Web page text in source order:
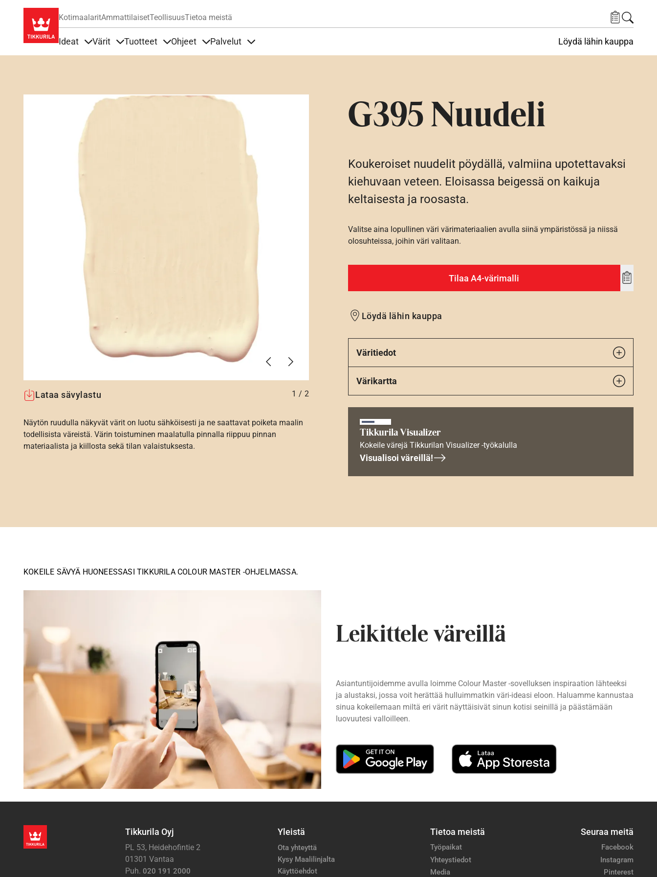
KotimaalaritAmmattilaisetTeollisuusTietoa meistä
Ideat Värit Tuotteet Ohjeet Palvelut Löydä lähin kauppa
G395 Nuudeli
EdellinenSeuraava
Lataa sävylastu 1 / 2
Näytön ruudulla näkyvät värit on luotu sähköisesti ja ne saattavat poiketa maalin
todellisista väreistä. Värin toistuminen maalatulla pinnalla riippuu pinnan
materiaalista ja kiillosta sekä tilan valaistuksesta.
Koukeroiset nuudelit pöydällä, valmiina upotettavaksi
kiehuvaan veteen. Eloisassa beigessä on kaikuja
keltaisesta ja roosasta.
Valitse aina lopullinen väri värimateriaalien avulla siinä ympäristössä ja niissä
olosuhteissa, joihin väri valitaan.
Tilaa A4-värimalli
Add
Löydä lähin kauppa
Väritiedot
Värikartta
Tikkurila Visualizer
Kokeile värejä Tikkurilan Visualizer -työkalulla
Visualisoi väreillä!
KOKEILE SÄVYÄ HUONEESSASI TIKKURILA COLOUR MASTER -OHJELMASSA.
Leikittele väreillä
Asiantuntijoidemme avulla loimme Colour Master -sovelluksen inspiraation lähteeksi
ja alustaksi, jossa voit herättää hulluimmatkin väri-ideasi eloon. Haluamme kannustaa
sinua kokeilemaan miltä eri värit näyttäisivät sinun kotisi seinillä ja päästämään
luovuutesi valloilleen.
Tikkurila Oyj
PL 53, Heidehofintie 2
01301 Vantaa
Puh. 020 191 2000
Yleistä
Ota yhteyttä
Kysy Maalilinjalta
Käyttöehdot
Tietoa meistä
Työpaikat
Yhteystiedot
Media
Seuraa meitä
Facebook
Instagram
Pinterest